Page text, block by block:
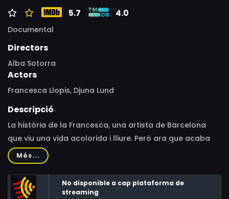
5.7 4.0
Documental
Directors
Alba Sotorra
Actors
Francesca Llopis, Djuna Lund
Descripció
La història de la Francesca, una artista de Barcelona
que viu una vida acolorida i lliure. Però ara que acaba
de complir els 60 i que la seva filla ha marxat de casa
per anar a estudiar a l’estranger, es troba en un
moment d’inflexió. Enfrontant-se a la seva solitud
emprendrà un viatge impredictible i desenfadat en les
Més...
No disponible a cap plataforma de
streaming